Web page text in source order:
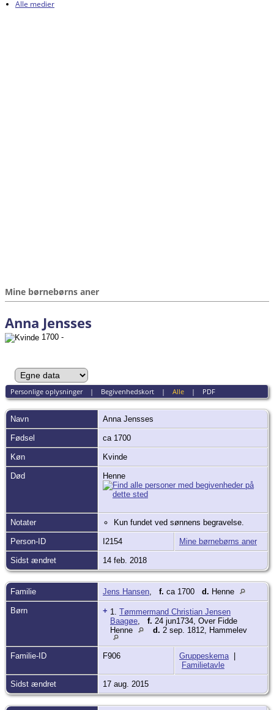
Alle medier
Mine børnebørns aner
Anna Jensses
1700 -
Personlige oplysninger| Begivenhedskort| Alle| PDF
Navn Anna Jensses
Fødsel ca 1700
Køn Kvinde
Død Henne
Notater Kun fundet ved sønnens begravelse.
Person-ID I2154 Mine børnebørns aner
Sidst ændret 14 feb. 2018
Familie Jens Hansen, f. ca 1700 d. Henne
Børn + 1. Tømmermand Christian Jensen
Baagøe, f. 24 jun1734, Over Fidde
Henne
d. 2 sep. 1812, Hammelev
Familie-ID F906 Gruppeskema|
Familietavle
Sidst ændret 17 aug. 2015